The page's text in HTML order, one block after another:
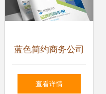
蓝色简约商务公司
画册封面宣传册形
查看详情